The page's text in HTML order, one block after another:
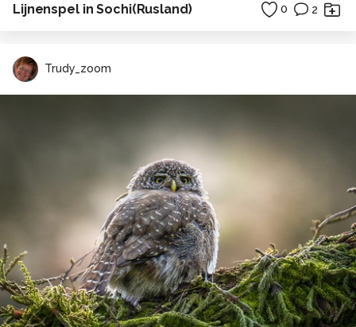
Lijnenspel in Sochi(Rusland) 0 2
Trudy_zoom